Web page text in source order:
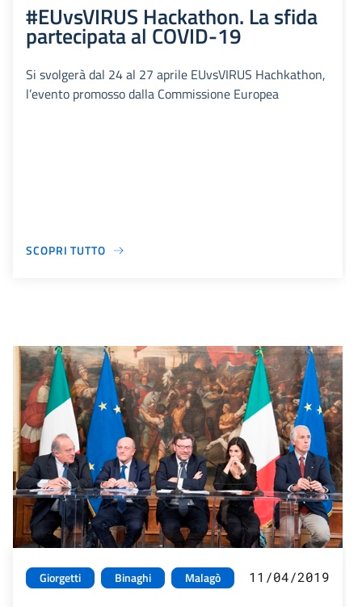
#EUvsVIRUS Hackathon. La sfida
partecipata al COVID-19
Si svolgerà dal 24 al 27 aprile EUvsVIRUS Hachkathon,
l’evento promosso dalla Commissione Europea
SCOPRI TUTTO
Giorgetti Binaghi Malagò 11/04/2019